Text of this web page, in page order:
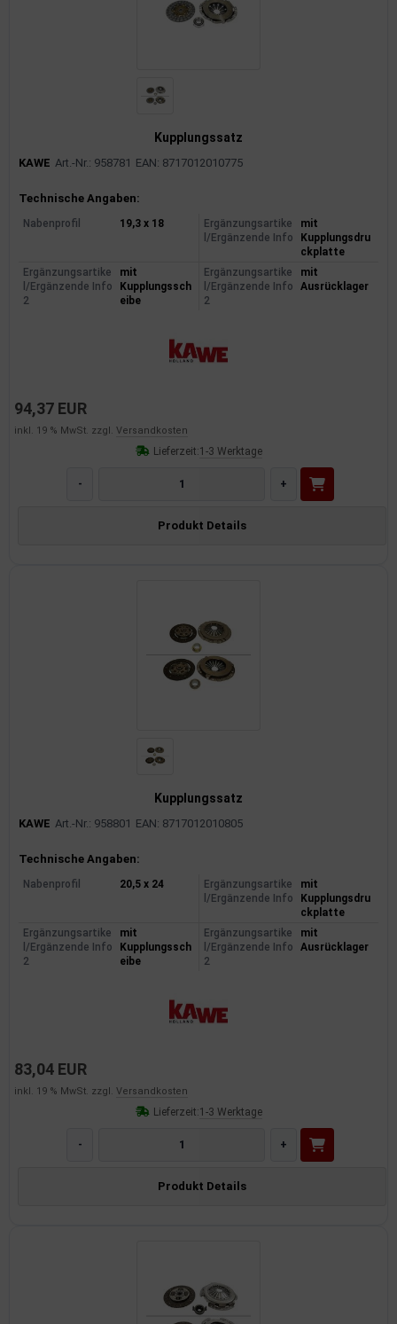
Kupplungssatz
KAWE Art.-Nr.: 958781 EAN: 8717012010775
Produktinformationen
Technische Angaben:
Nabenprofil 19,3 x 18
Ergänzungsartike
l/Ergänzende Info
mit
Kupplungsdru
ckplatte
Ergänzungsartike
l/Ergänzende Info
2
mit
Kupplungssch
eibe
Ergänzungsartike
l/Ergänzende Info
2
mit
Ausrücklager
94,37 EUR
inkl. 19 % MwSt. zzgl. Versandkosten
Lieferzeit:1-3 Werktage
- +
Produkt Details
Kupplungssatz
KAWE Art.-Nr.: 958801 EAN: 8717012010805
Produktinformationen
Technische Angaben:
Nabenprofil 20,5 x 24
Ergänzungsartike
l/Ergänzende Info
mit
Kupplungsdru
ckplatte
Ergänzungsartike
l/Ergänzende Info
2
mit
Kupplungssch
eibe
Ergänzungsartike
l/Ergänzende Info
2
mit
Ausrücklager
83,04 EUR
inkl. 19 % MwSt. zzgl. Versandkosten
Lieferzeit:1-3 Werktage
- +
Produkt Details